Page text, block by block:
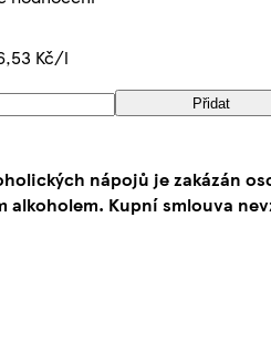
Kč/l
Přidat
nápojů je zakázán
alkoholem. Kupní smlouva